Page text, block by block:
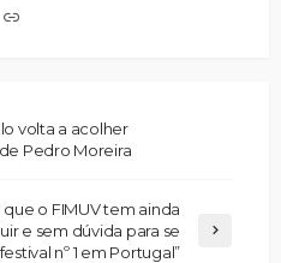
volta a acolher
Pedro Moreira
o FIMUV tem ainda
e sem dúvida para se
nº 1 em Portugal”